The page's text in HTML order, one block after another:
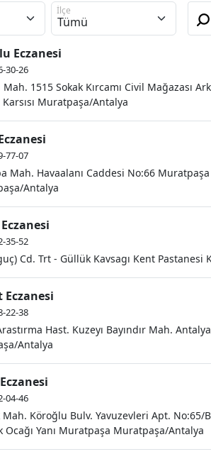
İlçe
Eczanesi
30-26
Mah. 1515 Sokak Kırcamı Civil Mağazası
Karsısı Muratpaşa/Antalya
77-07
Mah. Havaalanı Caddesi No:66
Antalya
35-52
Cd. Trt - Güllük Kavsagı Kent Pastanesi
Eczanesi
22-38
Hast. Kuzeyı Bayındır Mah.
Antalya
04-46
Mah. Köroğlu Bulv. Yavuzevleri Apt.
Ocağı Yanı Muratpaşa Muratpaşa/Antalya
Gümüşhane Belediyesi
Rehberi Altyapısını Dijital